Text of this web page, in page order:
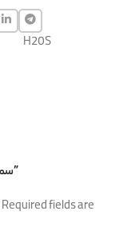
H20S
Be the first to review “سمپاش ۲۰ لیتری هاربر”
Required fields are